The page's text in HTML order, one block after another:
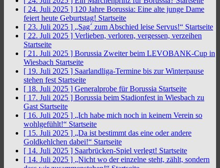
[ 24. Juli 2025 ] 120 Jahre Borussia: Eine alte junge Dame
feiert heute Geburtstag! Startseite
[ 23. Juli 2025 ] „Sag´ zum Abschied leise Servus!“ Startseite
[ 22. Juli 2025 ] Verlieben, verloren, vergessen, verzeihen
Startseite
[ 21. Juli 2025 ] Borussia Zweiter beim LEVOBANK-Cup in
Wiesbach Startseite
[ 19. Juli 2025 ] Saarlandliga-Termine bis zur Winterpause
stehen fest Startseite
[ 18. Juli 2025 ] Generalprobe für Borussia Startseite
[ 17. Juli 2025 ] Borussia beim Stadionfest in Wiesbach zu
Gast Startseite
[ 16. Juli 2025 ] „Ich habe mich noch in keinem Verein so
wohlgefühlt!“ Startseite
[ 15. Juli 2025 ] „Da ist bestimmt das eine oder andere
Goldkehlchen dabei!“ Startseite
[ 14. Juli 2025 ] Saarbrücken-Spiel verlegt! Startseite
[ 14. Juli 2025 ] „Nicht wo der einzelne steht, zählt, sondern